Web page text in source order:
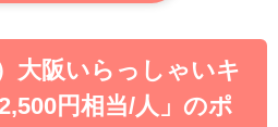
大阪いらっしゃいキ
円相当/人」のポ